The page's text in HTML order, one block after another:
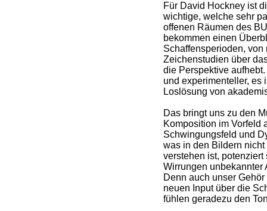
Für David Hockney ist
wichtige, welche sehr
offenen Räumen des
bekommen einen
Schaffensperioden, von
Zeichenstudien über
die Perspektive
und experimenteller, es
Loslösung von
Das bringt uns zu den
Komposition im Vorfeld
Schwingungsfeld und
was in den Bildern
verstehen ist,
Wirrungen unbekannter
Denn auch unser
neuen Input über die
fühlen geradezu den